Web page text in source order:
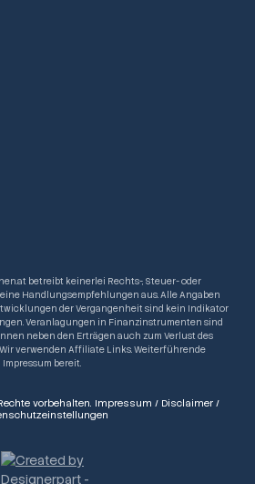
betreibt keinerlei Rechts-, Steuer- oder
Handlungsempfehlungen aus. Alle Angaben
der Vergangenheit sind kein Indikator
Veranlagungen in Finanzinstrumenten sind
neben den Erträgen auch zum Verlust des
verwenden Affiliate Links. Weiterführende
bereit.
vorbehalten. Impressum / Disclaimer /